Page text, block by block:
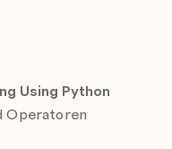
ITS OD 201.
Using Python
Operatoren